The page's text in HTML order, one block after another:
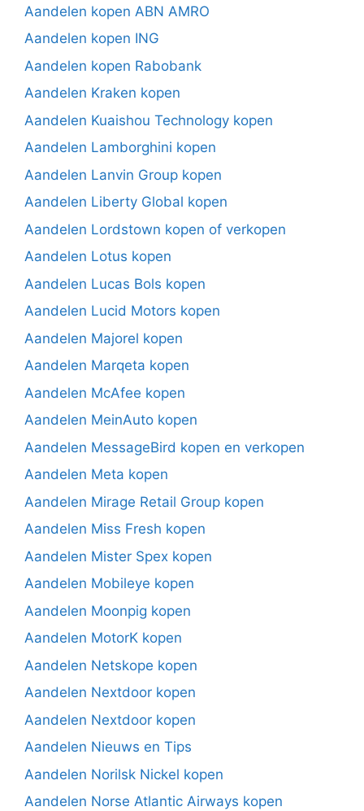
Aandelen kopen ABN AMRO
Aandelen kopen ING
Aandelen kopen Rabobank
Aandelen Kraken kopen
Aandelen Kuaishou Technology kopen
Aandelen Lamborghini kopen
Aandelen Lanvin Group kopen
Aandelen Liberty Global kopen
Aandelen Lordstown kopen of verkopen
Aandelen Lotus kopen
Aandelen Lucas Bols kopen
Aandelen Lucid Motors kopen
Aandelen Majorel kopen
Aandelen Marqeta kopen
Aandelen McAfee kopen
Aandelen MeinAuto kopen
Aandelen MessageBird kopen en verkopen
Aandelen Meta kopen
Aandelen Mirage Retail Group kopen
Aandelen Miss Fresh kopen
Aandelen Mister Spex kopen
Aandelen Mobileye kopen
Aandelen Moonpig kopen
Aandelen MotorK kopen
Aandelen Netskope kopen
Aandelen Nextdoor kopen
Aandelen Nextdoor kopen
Aandelen Nieuws en Tips
Aandelen Norilsk Nickel kopen
Aandelen Norse Atlantic Airways kopen